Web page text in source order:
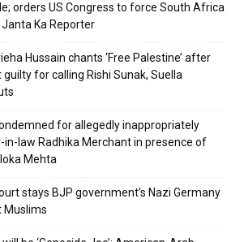
orders US Congress to force South Africa
Ka Reporter
Hussain chants ‘Free Palestine’ after
for calling Rishi Sunak, Suella
for allegedly inappropriately
law Radhika Merchant in presence of
Mehta
stays BJP government’s Nazi Germany
Muslims